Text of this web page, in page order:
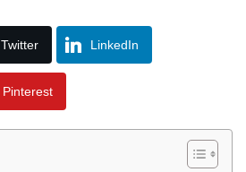
Twitter LinkedIn
Pinterest